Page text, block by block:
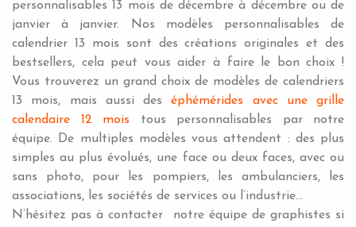
personnalisables 13 mois de décembre à décembre ou de
janvier à janvier. Nos modèles personnalisables de
calendrier 13 mois sont des créations originales et des
bestsellers, cela peut vous aider à faire le bon choix !
Vous trouverez un grand choix de modèles de calendriers
13 mois, mais aussi deséphémérides avec une grille
calendaire 12 mois tous personnalisables par notre
équipe. De multiples modèles vous attendent : des plus
simples au plus évolués, une face ou deux faces, avec ou
sans photo, pour les pompiers, les ambulanciers, les
associations, les sociétés de services ou l’industrie…
N’hésitez pas à contacter notre équipe de graphistes si